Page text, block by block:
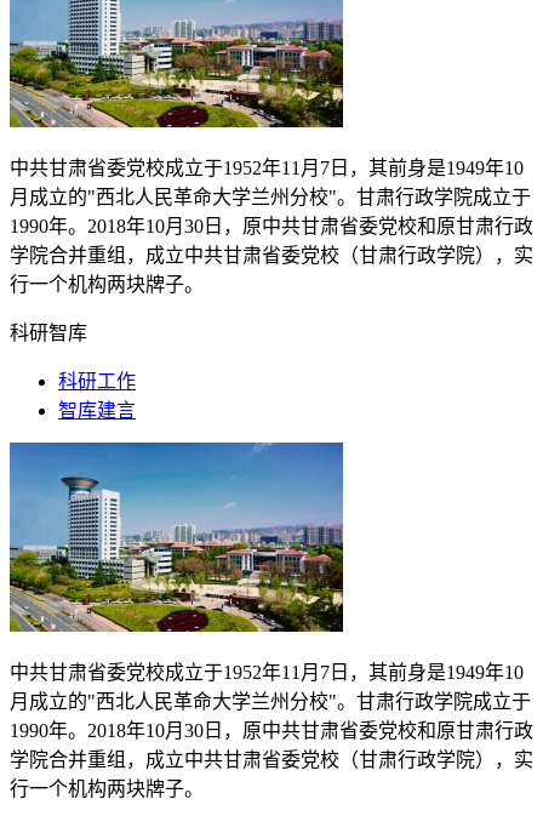
中共甘肃省委党校成立于1952年11月 7 日，其前身是1949年10
月成立的"西北人民革命大学兰州分校"。甘肃行政学院成立于
1990年。 2018年10月 30 日，原中共甘肃省委党校和原甘肃行政
学院合并重组，成立中共甘肃省委党校（甘肃行政学院），实
行一个机构两块牌子。
科研智库
科研工作
智库建言
中共甘肃省委党校成立于1952年11月 7 日，其前身是1949年10
月成立的"西北人民革命大学兰州分校"。甘肃行政学院成立于
1990年。 2018年10月 30 日，原中共甘肃省委党校和原甘肃行政
学院合并重组，成立中共甘肃省委党校（甘肃行政学院），实
行一个机构两块牌子。